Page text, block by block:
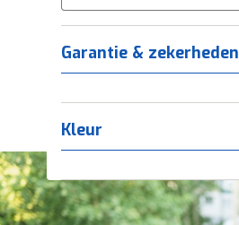
Tica
Garantie & zekerheden
Kleur